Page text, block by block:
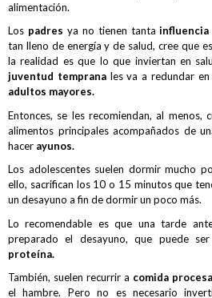
alimentación.
Los padres ya no tienen tantainfluencia
tan lleno de energía y de salud, cree que
la realidad es que lo que inviertan en
juventud tempranales va a redundar en
adultos mayores.
Entonces, se les recomiendan, al
alimentos principales acompañados de
hacer ayunos.
Los adolescentes suelen dormir mucho
ello, sacrifican los 10 o 15 minutos que
un desayuno a fin de dormir un poco más.
Lo recomendable es que una tarde
preparado el desayuno, que puede
proteína.
También, suelen recurrir a comida
el hambre. Pero no es necesario